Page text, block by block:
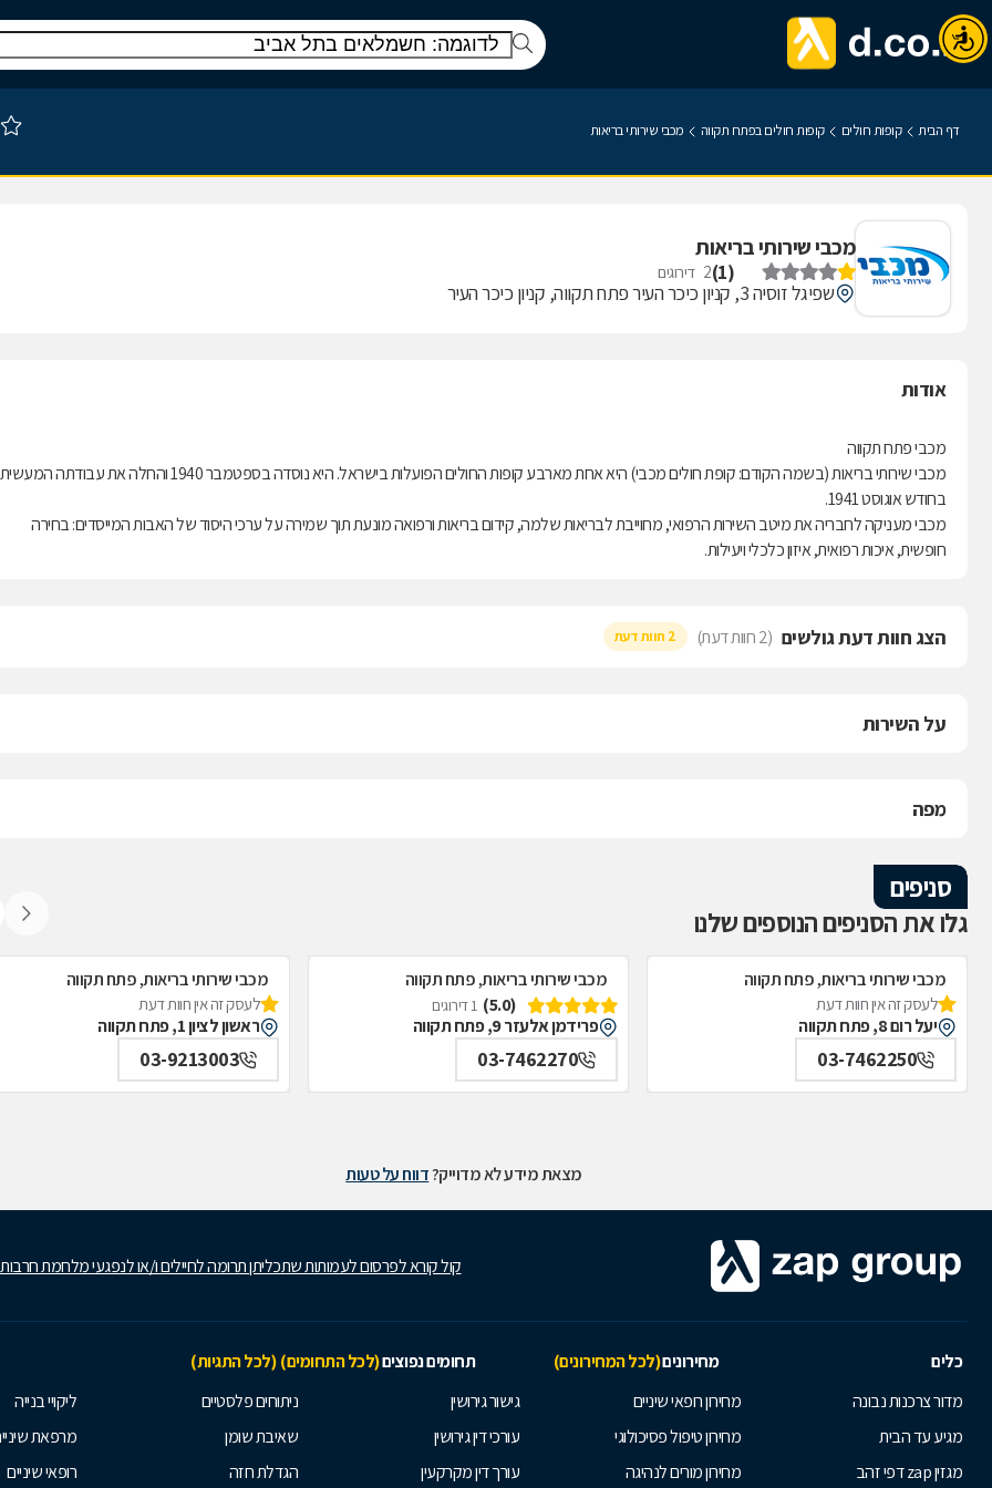
דף הבית קופות חולים קופות חולים בפתח תקווה מכבי שירותי בריאות
מכבי שירותי בריאות
(
1
)
2 דירוגים
שפיגל זוסיה 3, קניון כיכר העיר פתח תקווה, קניון כיכר העיר
אודות
מכבי פתח תקווה
מכבי שירותי בריאות (בשמה הקודם: קופת חולים מכבי) היא אחת מארבע קופות החולים הפועלות בישראל. היא נוסדה בספטמבר 1940 והחלה את עבודתה המעשית
בחודש אוגוסט 1941.
מכבי מעניקה לחבריה את מיטב השירות הרפואי, מחוייבת לבריאות שלמה, קידום בריאות ורפואה מונעת תוך שמירה על ערכי היסוד של האבות המייסדים: בחירה
חופשית, איכות רפואית, איזון כלכלי ויעילות.
הצג חוות דעת גולשים (2 חוות דעת) 2 חוות דעת
על השירות
מפה
סניפים
גלו את הסניפים הנוספים שלנו
מכבי שירותי בריאות, פתח תקווה
לעסק זה אין חוות דעת
יעל רום 8, פתח תקווה
03-7462250
מכבי שירותי בריאות, פתח תקווה
(5.0)
1 דירוגים
פרידמן אלעזר 9, פתח תקווה
03-7462270
מכבי שירותי בריאות, פתח תקווה
לעסק זה אין חוות דעת
ראשון לציון 1, פתח תקווה
03-9213003
מצאת מידע לא מדוייק?דווח על טעות
קול קורא לפרסום לעמותות שתכליתן תרומה לחיילים ו/או לנפגעי מלחמת
כלים מחירונים(לכל המחירונים) תחומים נפוצים(לכל התחומים) (לכל התגיות)
מדור צרכנות נבונה
מגיע עד הבית
מגזין zap דפי זהב
מחירון רופאי שיניים
מחירון טיפול פסיכולוגי
מחירון מורים לנהיגה
גישור גירושין
עורכי דין גירושין
עורך דין מקרקעין
ניתוחים פלסטיים
שאיבת שומן
הגדלת חזה
ליקויי בנייה
מרפאת
רופאי שיניים